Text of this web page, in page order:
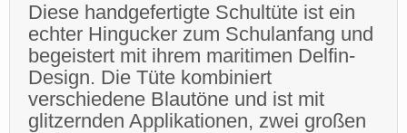
Diese handgefertigte Schultüte ist ein
echter Hingucker zum Schulanfang und
begeistert mit ihrem maritimen Delfin-
Design. Die Tüte kombiniert
verschiedene Blautöne und ist mit
glitzernden Applikationen, zwei großen